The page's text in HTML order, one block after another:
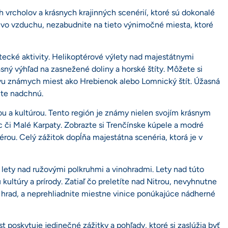
a krásnych krajinných scenérií, ktoré sú dokonalé
vzduchu, nezabudnite na tieto výnimočné miesta, ktoré
aktivity. Helikoptérové výlety nad majestátnymi
výhľad na zasnežené doliny a horské štíty. Môžete si
známych miest ako Hrebienok alebo Lomnický štít. Úžasná
nadchnú.
a kultúrou. Tento región je známy nielen svojím krásnym
Malé Karpaty. Zobrazte si Trenčínske kúpele a modré
Celý zážitok dopĺňa majestátna scenéria, ktorá je v
nad ružovými polkruhmi a vinohradmi. Lety nad túto
a prírody. Zatiaľ čo preletíte nad Nitrou, nevyhnutne
a neprehliadnite miestne vinice ponúkajúce nádherné
poskytuje jedinečné zážitky a pohľady, ktoré si zaslúžia byť